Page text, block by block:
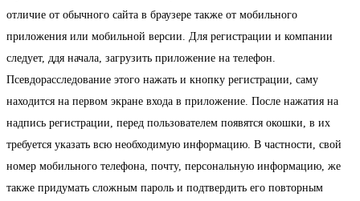
отличие от обычного сайта в браузере также от мобильного
приложения или мобильной версии. Для регистрации и компании
следует, ддя начала, загрузить приложение на телефон.
Псевдорасследование этого нажать и кнопку регистрации, саму
находится на первом экране входа в приложение. После нажатия на
надпись регистрации, перед пользователем появятся окошки, в их
требуется указать всю необходимую информацию. В частности, свой
номер мобильного телефона, почту, персональную информацию, же
также придумать сложным пароль и подтвердить его повторным